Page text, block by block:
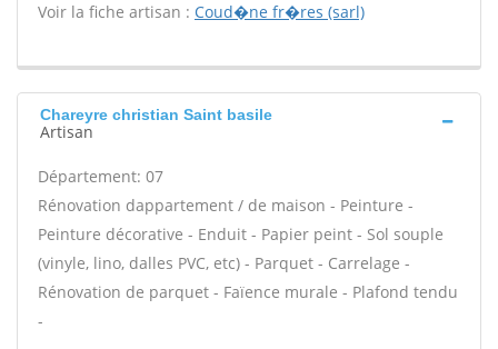
Voir la fiche artisan : Coud�ne fr�res (sarl)
Chareyre christian Saint basile
Artisan
Département: 07
Rénovation dappartement / de maison - Peinture -
Peinture décorative - Enduit - Papier peint - Sol souple
(vinyle, lino, dalles PVC, etc) - Parquet - Carrelage -
Rénovation de parquet - Faïence murale - Plafond tendu
-